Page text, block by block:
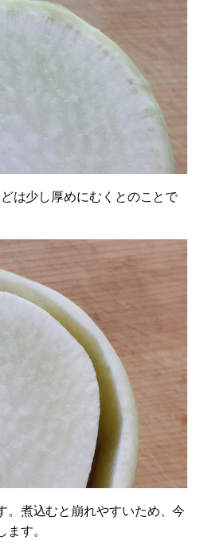
は少し厚めにむくとのことで
。煮込むと崩れやすいため、今
す。